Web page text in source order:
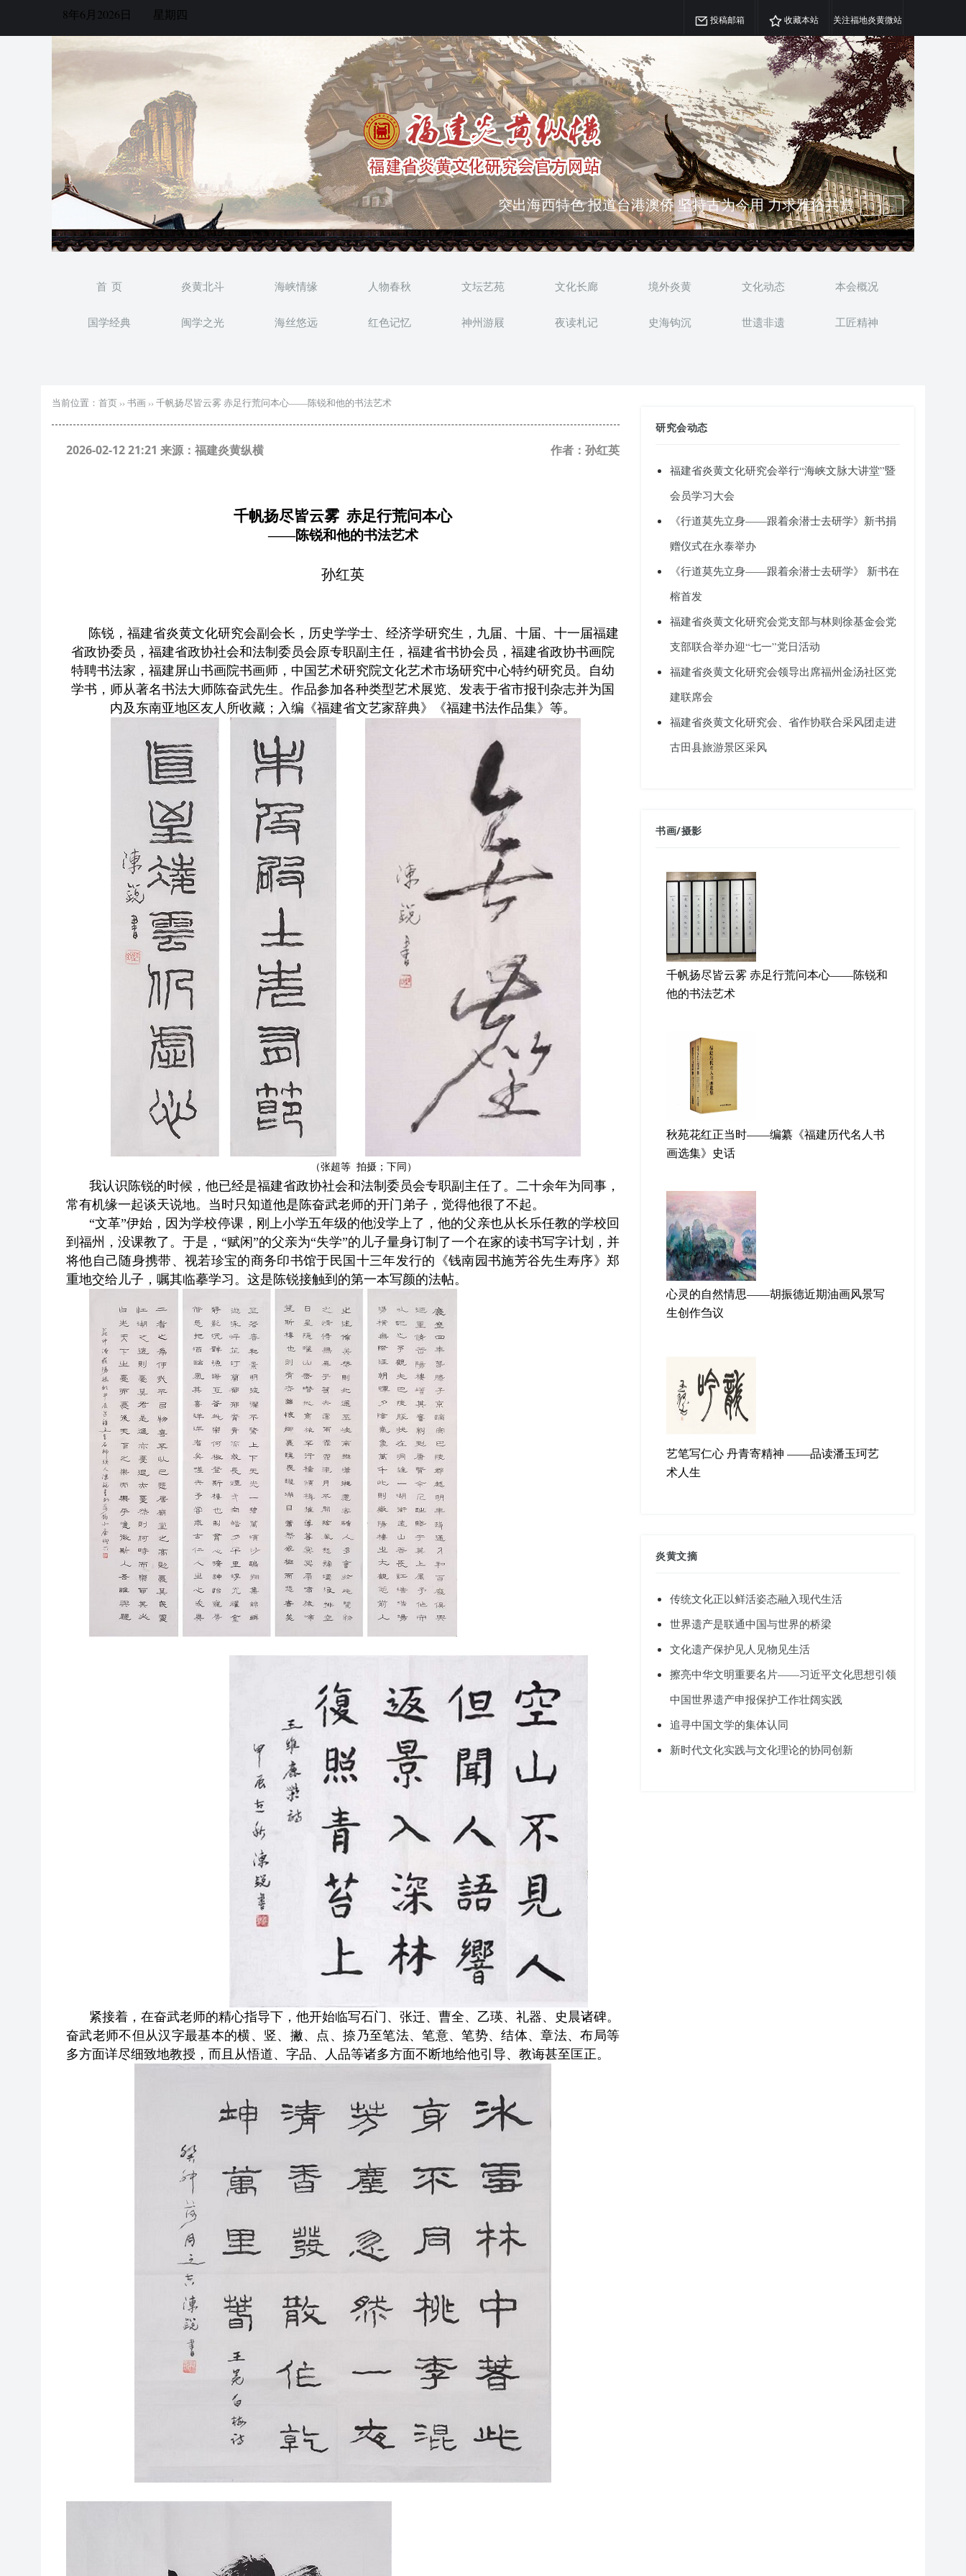
8年6月2026日 星期四 投稿邮箱 收藏本站 关注福地炎黄微站
弘扬优秀文化 振奋民族精神 介绍民族瑰宝 宣传中华精英
突出海西特色 报道台港澳侨 坚持古为今用 力求雅俗共赏
首 页 炎黄北斗 海峡情缘 人物春秋 文坛艺苑 文化长廊 境外炎黄 文化动态 本会概况
国学经典 闽学之光 海丝悠远 红色记忆 神州游屐 夜读札记 史海钩沉 世遗非遗 工匠精神
当前位置： 首页 ›› 书画 ›› 千帆扬尽皆云雾 赤足行荒问本心——陈锐和他的书法艺术
2026-02-12 21:21 来源：福建炎黄纵横 作者：孙红英
千帆扬尽皆云雾 赤足行荒问本心
——陈锐和他的书法艺术
孙红英
陈锐，福建省炎黄文化研究会副会长，历史学学士、经济学研究生，九届、十届、十一届福建
省政协委员，福建省政协社会和法制委员会原专职副主任，福建省书协会员，福建省政协书画院
特聘书法家，福建屏山书画院书画师，中国艺术研究院文化艺术市场研究中心特约研究员。自幼
学书，师从著名书法大师陈奋武先生。作品参加各种类型艺术展览、发表于省市报刊杂志并为国
内及东南亚地区友人所收藏；入编《福建省文艺家辞典》《福建书法作品集》等。
（张超等 拍摄；下同）
我认识陈锐的时候，他已经是福建省政协社会和法制委员会专职副主任了。二十余年为同事，
常有机缘一起谈天说地。当时只知道他是陈奋武老师的开门弟子，觉得他很了不起。
“文革”伊始，因为学校停课，刚上小学五年级的他没学上了，他的父亲也从长乐任教的学校回
到福州，没课教了。于是，“赋闲”的父亲为“失学”的儿子量身订制了一个在家的读书写字计划，并
将他自己随身携带、视若珍宝的商务印书馆于民国十三年发行的《钱南园书施芳谷先生寿序》郑
重地交给儿子，嘱其临摹学习。这是陈锐接触到的第一本写颜的法帖。
紧接着，在奋武老师的精心指导下，他开始临写石门、张迁、曹全、乙瑛、礼器、史晨诸碑。
奋武老师不但从汉字最基本的横、竖、撇、点、捺乃至笔法、笔意、笔势、结体、章法、布局等
多方面详尽细致地教授，而且从悟道、字品、人品等诸多方面不断地给他引导、教诲甚至匡正。
研究会动态
福建省炎黄文化研究会举行“海峡文脉大讲堂”暨
会员学习大会
《行道莫先立身——跟着余潜士去研学》新书捐
赠仪式在永泰举办
《行道莫先立身——跟着余潜士去研学》 新书在
榕首发
福建省炎黄文化研究会党支部与林则徐基金会党
支部联合举办迎“七一”党日活动
福建省炎黄文化研究会领导出席福州金汤社区党
建联席会
福建省炎黄文化研究会、省作协联合采风团走进
古田县旅游景区采风
书画/摄影
千帆扬尽皆云雾 赤足行荒问本心——陈锐和
他的书法艺术
秋苑花红正当时——编纂《福建历代名人书
画选集》史话
心灵的自然情思——胡振德近期油画风景写
生创作刍议
艺笔写仁心 丹青寄精神 ——品读潘玉珂艺
术人生
炎黄文摘
传统文化正以鲜活姿态融入现代生活
世界遗产是联通中国与世界的桥梁
文化遗产保护见人见物见生活
擦亮中华文明重要名片——习近平文化思想引领
中国世界遗产申报保护工作壮阔实践
追寻中国文学的集体认同
新时代文化实践与文化理论的协同创新